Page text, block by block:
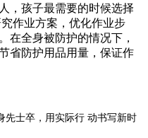
，孩子最需要的时候选择
作业方案，优化作业步
在全身被防护的情况下，
省防护用品用量，保证作
先士卒，用实际行 动书写新时